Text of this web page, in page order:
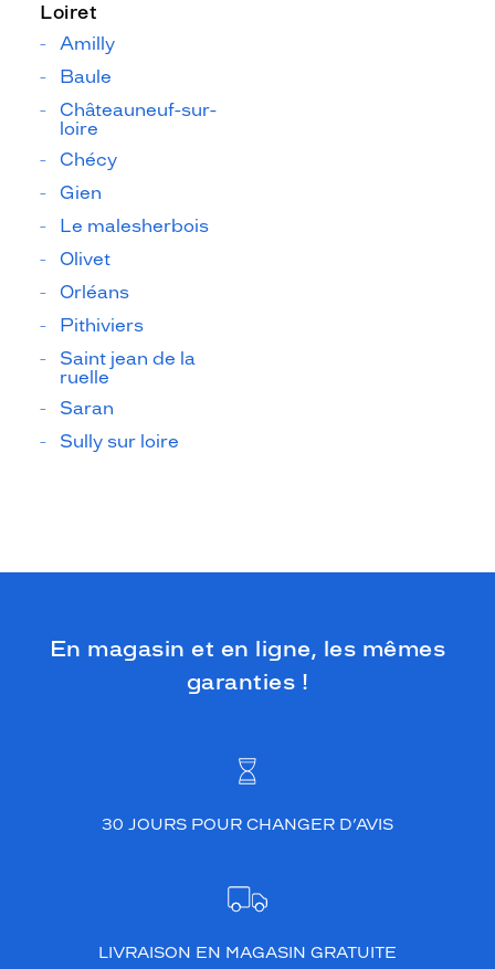
Loiret
Amilly
Baule
Châteauneuf-sur-
loire
Chécy
Gien
Le malesherbois
Olivet
Orléans
Pithiviers
Saint jean de la
ruelle
Saran
Sully sur loire
En magasin et en ligne, les mêmes
garanties !
30 JOURS POUR CHANGER D’AVIS
LIVRAISON EN MAGASIN GRATUITE